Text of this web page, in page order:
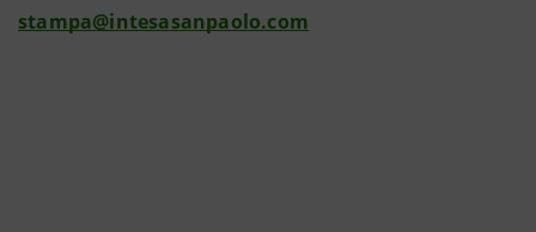
stampa@intesasanpaolo.com